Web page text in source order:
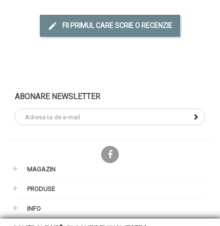
FII PRIMUL CARE SCRIE O RECENZIE
ABONARE NEWSLETTER
MAGAZIN
PRODUSE
INFO